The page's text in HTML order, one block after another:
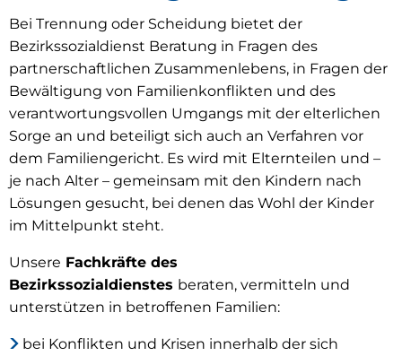
Scheidungsberatung
Bei Trennung oder Scheidung bietet der
Bezirkssozialdienst Beratung in Fragen des
partnerschaftlichen Zusammenlebens, in Fragen der
Bewältigung von Familienkonflikten und des
verantwortungsvollen Umgangs mit der elterlichen
Sorge an und beteiligt sich auch an Verfahren vor
dem Familiengericht. Es wird mit Elternteilen und –
je nach Alter – gemeinsam mit den Kindern nach
Lösungen gesucht, bei denen das Wohl der Kinder
im Mittelpunkt steht.
Unsere Fachkräfte des
Bezirkssozialdienstes beraten, vermitteln und
unterstützen in betroffenen Familien:
bei Konflikten und Krisen innerhalb der sich